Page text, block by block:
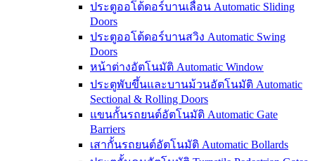
ประตูออโต้ดอร์บานเลื่อน Automatic Sliding
Doors
ประตูออโต้ดอร์บานสวิง Automatic Swing
Doors
หน้าต่างอัตโนมัติ Automatic Window
ประตูพับขึ้นและบานม้วนอัตโนมัติ Automatic
Sectional & Rolling Doors
แขนกั้นรถยนต์อัตโนมัติ Automatic Gate
Barriers
เสากั้นรถยนต์อัตโนมัติ Automatic Bollards